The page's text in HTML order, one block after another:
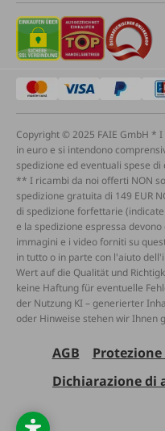
Copyright © 2025 FAIE GmbH *
in euro e si intendono
spedizione ed eventuali spese
** I ricambi da noi offerti NON
spedizione gratuita di 149 EUR
di spedizione forfettarie
e la spedizione espressa
immagini e i video forniti su
in tutto o in parte con l'aiuto
Wert auf die Qualität und
keine Haftung für eventuelle
der Nutzung KI – generierter
oder Hinweise stehen wir Ihnen
AGB
Dichiarazione di